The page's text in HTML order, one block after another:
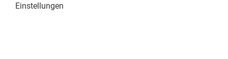
Einstellungen